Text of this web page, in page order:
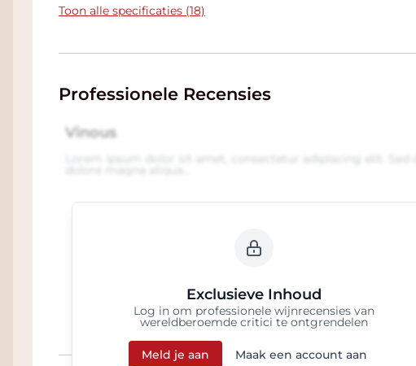
Toon alle specificaties (18)
Professionele Recensies
Vinous
Lorem ipsum dolor sit amet, consectetur adipiscing elit.
Exclusieve Inhoud
Log in om professionele wijnrecensies van
wereldberoemde critici te ontgrendelen
Meld je aan Maak een account aan